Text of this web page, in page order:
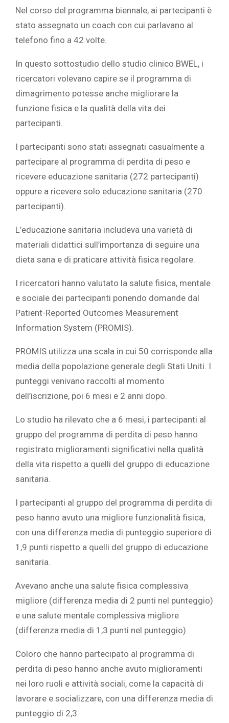
Nel corso del programma biennale, ai partecipanti è
stato assegnato un coach con cui parlavano al
telefono fino a 42 volte.
In questo sottostudio dello studio clinico BWEL, i
ricercatori volevano capire se il programma di
dimagrimento potesse anche migliorare la
funzione fisica e la qualità della vita dei
partecipanti.
I partecipanti sono stati assegnati casualmente a
partecipare al programma di perdita di peso e
ricevere educazione sanitaria (272 partecipanti)
oppure a ricevere solo educazione sanitaria (270
partecipanti).
L’educazione sanitaria includeva una varietà di
materiali didattici sull’importanza di seguire una
dieta sana e di praticare attività fisica regolare.
I ricercatori hanno valutato la salute fisica, mentale
e sociale dei partecipanti ponendo domande dal
Patient-Reported Outcomes Measurement
Information System (PROMIS).
PROMIS utilizza una scala in cui 50 corrisponde alla
media della popolazione generale degli Stati Uniti. I
punteggi venivano raccolti al momento
dell’iscrizione, poi 6 mesi e 2 anni dopo.
Lo studio ha rilevato che a 6 mesi, i partecipanti al
gruppo del programma di perdita di peso hanno
registrato miglioramenti significativi nella qualità
della vita rispetto a quelli del gruppo di educazione
sanitaria.
I partecipanti al gruppo del programma di perdita di
peso hanno avuto una migliore funzionalità fisica,
con una differenza media di punteggio superiore di
1,9 punti rispetto a quelli del gruppo di educazione
sanitaria.
Avevano anche una salute fisica complessiva
migliore (differenza media di 2 punti nel punteggio)
e una salute mentale complessiva migliore
(differenza media di 1,3 punti nel punteggio).
Coloro che hanno partecipato al programma di
perdita di peso hanno anche avuto miglioramenti
nei loro ruoli e attività sociali, come la capacità di
lavorare e socializzare, con una differenza media di
punteggio di 2,3.